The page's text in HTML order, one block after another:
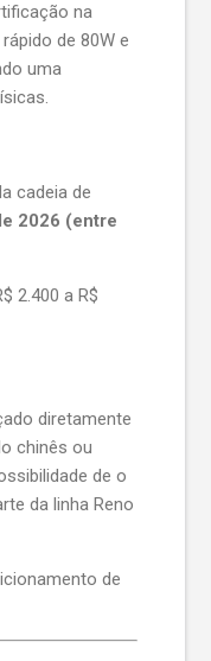
na
de 80W e
uma
cadeia de
2026 (entre
2.400 a R$
diretamente
chinês ou
de o
da linha Reno
de